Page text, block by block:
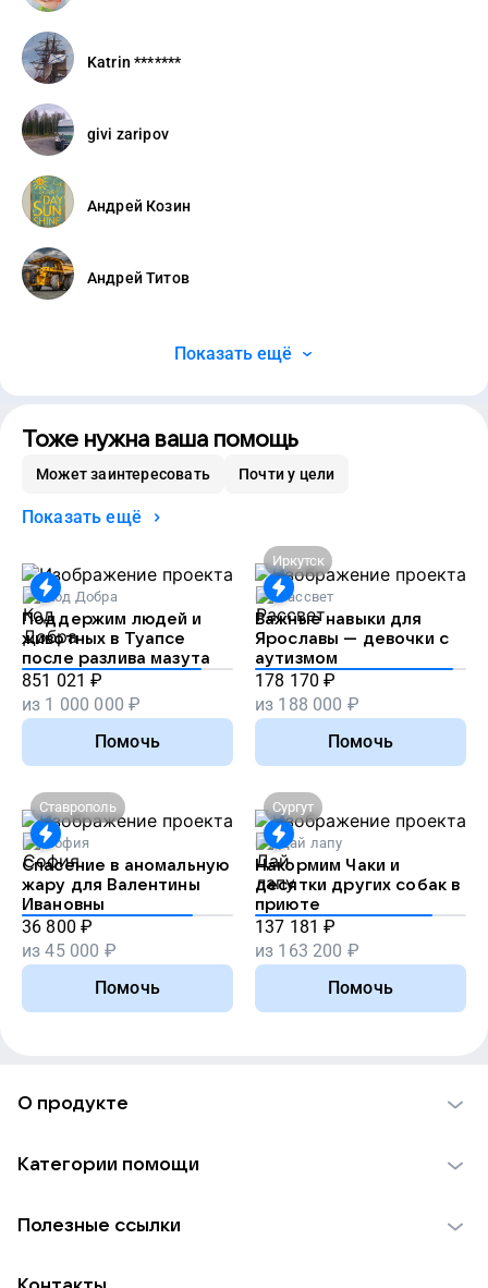
Katrin *******
givi zaripov
Андрей Козин
Андрей Титов
Показать ещё
Тоже нужна ваша помощь
Может заинтересовать Почти у цели
Показать ещё
Код Добра
Поддержим людей и
животных в Туапсе
после разлива мазута
851 021 ₽
из 1 000 000 ₽
Помочь
Иркутск
Рассвет
Важные навыки для
Ярославы — девочки с
аутизмом
178 170 ₽
из 188 000 ₽
Помочь
Ставрополь
София
Спасение в аномальную
жару для Валентины
Ивановны
36 800 ₽
из45 000 ₽
Помочь
Сургут
Дай лапу
Накормим Чаки и
десятки других собак в
приюте
137 181 ₽
из 163 200 ₽
Помочь
О продукте
Использование материалов
Категории помощи
Пожилым
Полезные ссылки